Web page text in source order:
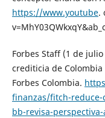
https://www.youtube.
Forbes Staff (1 de
crediticia de Colombia
Forbes Colombia.
finanzas/fitch-reduce-
bb-revisa-